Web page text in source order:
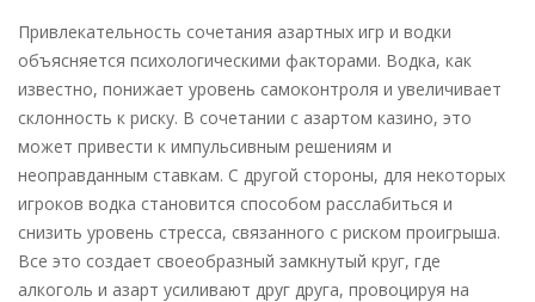
Привлекательность сочетания азартных игр и водки
объясняется психологическими факторами. Водка, как
известно, понижает уровень самоконтроля и увеличивает
склонность к риску. В сочетании с азартом казино, это
может привести к импульсивным решениям и
неоправданным ставкам. С другой стороны, для некоторых
игроков водка становится способом расслабиться и
снизить уровень стресса, связанного с риском проигрыша.
Все это создает своеобразный замкнутый круг, где
алкоголь и азарт усиливают друг друга, провоцируя на